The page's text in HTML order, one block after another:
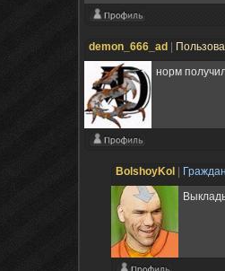
demon_666_ad
норм
BolshoyKol